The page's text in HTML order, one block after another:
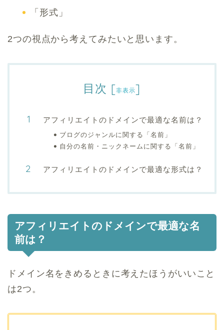
「形式」
2つの視点から考えてみたいと思います。
目次 [非表示]
アフィリエイトのドメインで最適な名前は？
ブログのジャンルに関する「名前」
自分の名前・ニックネームに関する「名前」
アフィリエイトのドメインで最適な形式は？
アフィリエイトのドメインで最適な名
前は？
ドメイン名をきめるときに考えたほうがいいこと
は2つ。